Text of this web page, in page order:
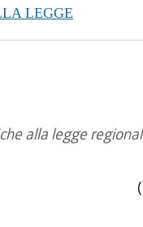
al 31/12/2010
LEGGE
alla legge